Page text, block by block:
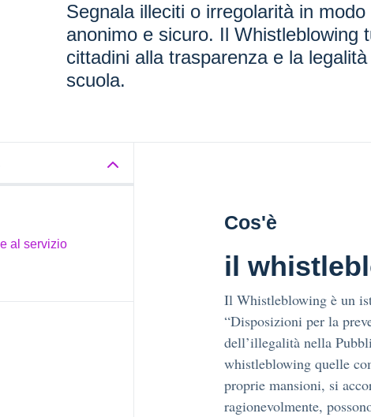
Segnala illeciti o irregolarità in modo
anonimo e sicuro. Il Whistleblowing
cittadini alla trasparenza e la
scuola.
al servizio
Cos'è
il
Il Whistleblowing è un
“Disposizioni per la
dell’illegalità nella
whistleblowing quelle
proprie mansioni, si
ragionevolmente,